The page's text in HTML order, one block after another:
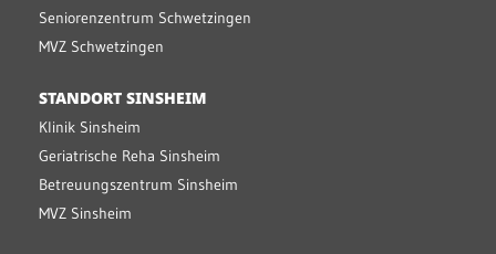
Seniorenzentrum Schwetzingen
MVZ Schwetzingen
STANDORT SINSHEIM
Klinik Sinsheim
Geriatrische Reha Sinsheim
Betreuungszentrum Sinsheim
MVZ Sinsheim